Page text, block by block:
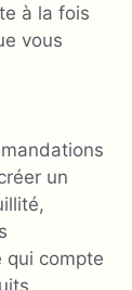
à la fois
vous
un
qui compte